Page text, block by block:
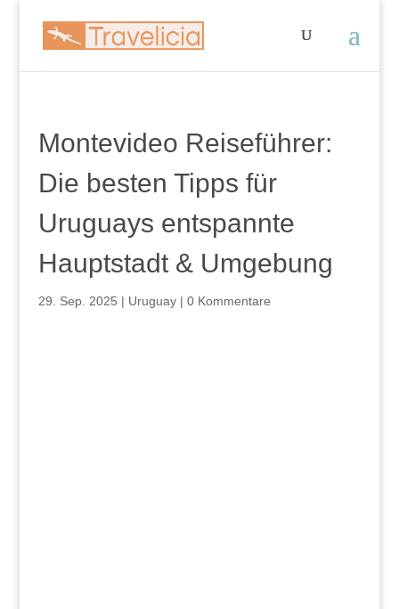
Montevideo Reiseführer:
Die besten Tipps für
Uruguays entspannte
Hauptstadt & Umgebung
29. Sep. 2025 | Uruguay| 0 Kommentare